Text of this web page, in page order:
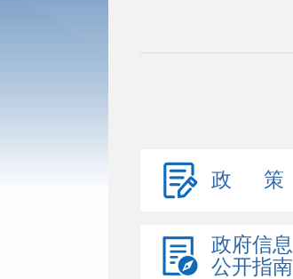
政 策
政府信息
公开指南